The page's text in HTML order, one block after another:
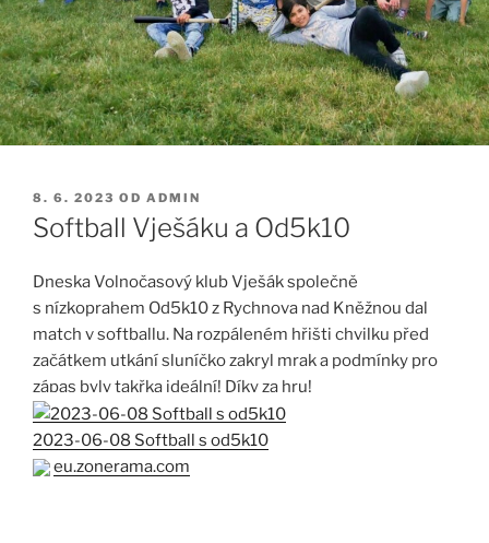
PUBLIKOVÁNO
8. 6. 2023 OD ADMIN
Softball Vješáku a Od5k10
Dneska Volnočasový klub Vješák společně
s nízkoprahem Od5k10 z Rychnova nad Kněžnou dal
match v softballu. Na rozpáleném hřišti chvilku před
začátkem utkání sluníčko zakryl mrak a podmínky pro
zápas byly takřka ideální! Díky za hru!
2023-06-08 Softball s od5k10
eu.zonerama.com